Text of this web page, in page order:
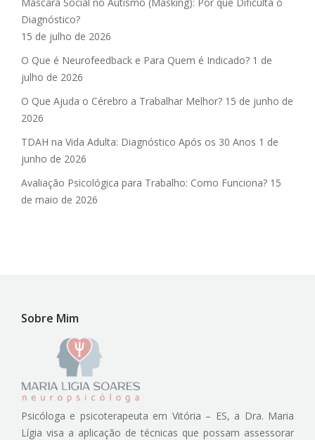
Diagnóstico?
15 de julho de 2026
O Que é Neurofeedback e Para Quem é Indicado? 1 de
julho de 2026
O Que Ajuda o Cérebro a Trabalhar Melhor? 15 de junho de
2026
TDAH na Vida Adulta: Diagnóstico Após os 30 Anos 1 de
junho de 2026
Avaliação Psicológica para Trabalho: Como Funciona? 15
de maio de 2026
Sobre Mim
Psicóloga e psicoterapeuta em Vitória – ES, a Dra. Maria
Lígia visa a aplicação de técnicas que possam assessorar